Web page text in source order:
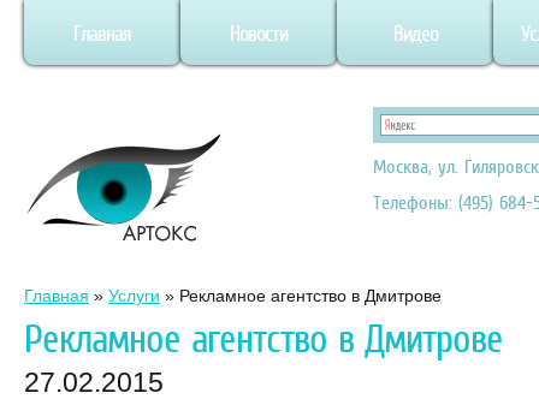
Главная Новости Видео
Москва, ул.
Телефоны: (495) 684-
Главная » Услуги » Рекламное агентство в Дмитрове
Рекламное агентство в Дмитрове
27.02.2015